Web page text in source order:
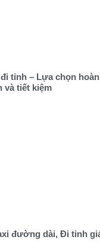
tỉnh – Lựa chọn
và tiết kiệm
đường dài, Đi tỉnh